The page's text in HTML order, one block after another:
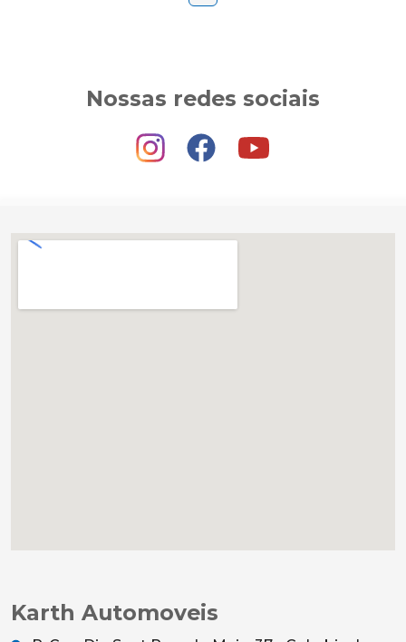
Nossas redes sociais
Karth Automoveis